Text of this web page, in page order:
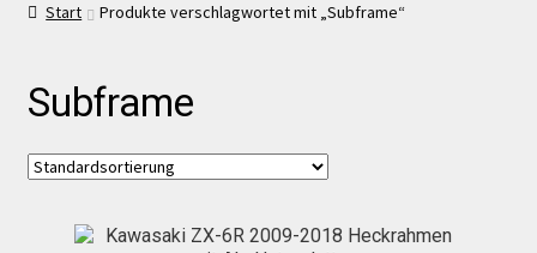
Start
Echtheit von Bewertungen
Kontakt
Start Produkte verschlagwortet mit „Subframe“
Subframe